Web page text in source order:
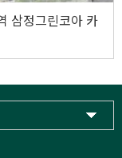
삼정그린코아 카